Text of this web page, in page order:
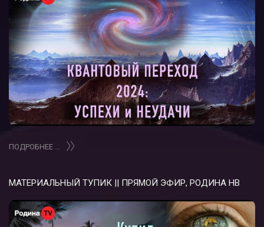
ПОДРОБНЕЕ ...
МАТЕРИАЛЬНЫЙ ТУПИК || ПРЯМОЙ ЭФИР, РОДИНА НВ